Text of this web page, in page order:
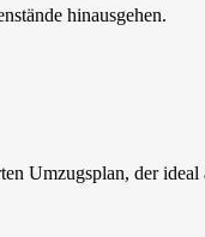
hinausgehen.
Umzugsplan, der